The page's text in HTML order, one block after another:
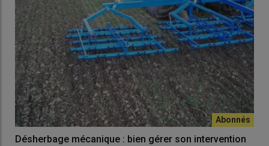
Désherbage mécanique : bien gérer son intervention